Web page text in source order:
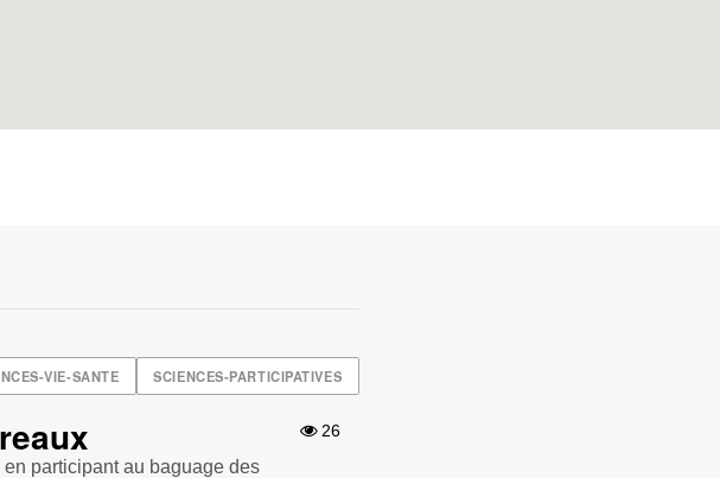
VIE-SANTE SCIENCES-PARTICIPATIVES
26
participant au baguage des